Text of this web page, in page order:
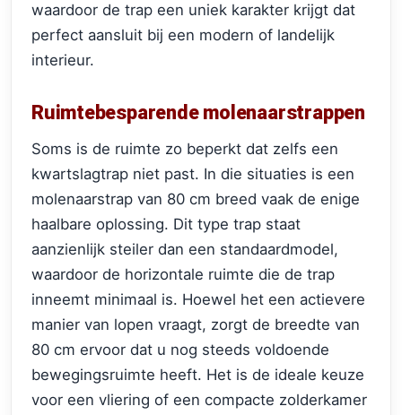
waardoor de trap een uniek karakter krijgt dat
perfect aansluit bij een modern of landelijk
interieur.
Ruimtebesparende molenaarstrappen
Soms is de ruimte zo beperkt dat zelfs een
kwartslagtrap niet past. In die situaties is een
molenaarstrap van 80 cm breed vaak de enige
haalbare oplossing. Dit type trap staat
aanzienlijk steiler dan een standaardmodel,
waardoor de horizontale ruimte die de trap
inneemt minimaal is. Hoewel het een actievere
manier van lopen vraagt, zorgt de breedte van
80 cm ervoor dat u nog steeds voldoende
bewegingsruimte heeft. Het is de ideale keuze
voor een vliering of een compacte zolderkamer